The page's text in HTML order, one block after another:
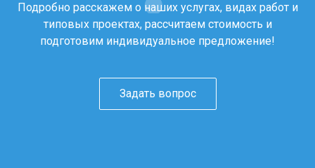
Подробно расскажем о наших услугах, видах работ и
типовых проектах, рассчитаем стоимость и
подготовим индивидуальное предложение!
Задать вопрос